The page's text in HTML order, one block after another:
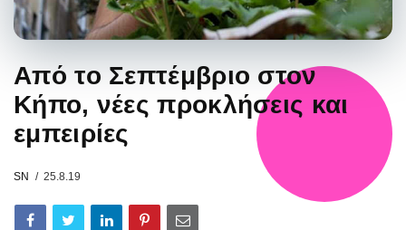
Από το Σεπτέμβριο στον
Κήπο, νέες προκλήσεις και
εμπειρίες
SN 25.8.19